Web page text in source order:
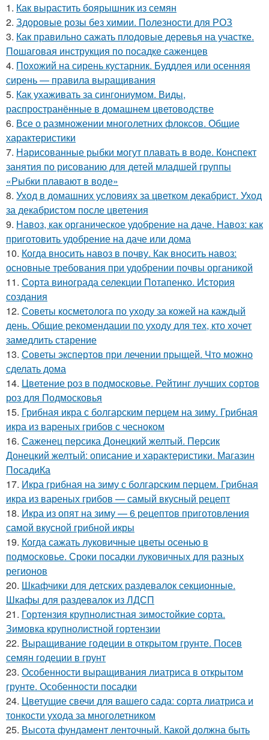
1. Как вырастить боярышник из семян
2. Здоровые розы без химии. Полезности для РОЗ
3. Как правильно сажать плодовые деревья на участке.
Пошаговая инструкция по посадке саженцев
4. Похожий на сирень кустарник. Буддлея или осенняя
сирень — правила выращивания
5. Как ухаживать за сингониумом. Виды,
распространённые в домашнем цветоводстве
6. Все о размножении многолетних флоксов. Общие
характеристики
7. Нарисованные рыбки могут плавать в воде. Конспект
занятия по рисованию для детей младшей группы
«Рыбки плавают в воде»
8. Уход в домашних условиях за цветком декабрист. Уход
за декабристом после цветения
9. Навоз, как органическое удобрение на даче. Навоз: как
приготовить удобрение на даче или дома
10. Когда вносить навоз в почву. Как вносить навоз:
основные требования при удобрении почвы органикой
11. Сорта винограда селекции Потапенко. История
создания
12. Советы косметолога по уходу за кожей на каждый
день. Общие рекомендации по уходу для тех, кто хочет
замедлить старение
13. Советы экспертов при лечении прыщей. Что можно
сделать дома
14. Цветение роз в подмосковье. Рейтинг лучших сортов
роз для Подмосковья
15. Грибная икра с болгарским перцем на зиму. Грибная
икра из вареных грибов с чесноком
16. Саженец персика Донецкий желтый. Персик
Донецкий желтый: описание и характеристики. Магазин
ПосадиКа
17. Икра грибная на зиму с болгарским перцем. Грибная
икра из вареных грибов — самый вкусный рецепт
18. Икра из опят на зиму — 6 рецептов приготовления
самой вкусной грибной икры
19. Когда сажать луковичные цветы осенью в
подмосковье. Сроки посадки луковичных для разных
регионов
20. Шкафчики для детских раздевалок секционные.
Шкафы для раздевалок из ЛДСП
21. Гортензия крупнолистная зимостойкие сорта.
Зимовка крупнолистной гортензии
22. Выращивание годеции в открытом грунте. Посев
семян годеции в грунт
23. Особенности выращивания лиатриса в открытом
грунте. Особенности посадки
24. Цветущие свечи для вашего сада: сорта лиатриса и
тонкости ухода за многолетником
25. Высота фундамент ленточный. Какой должна быть